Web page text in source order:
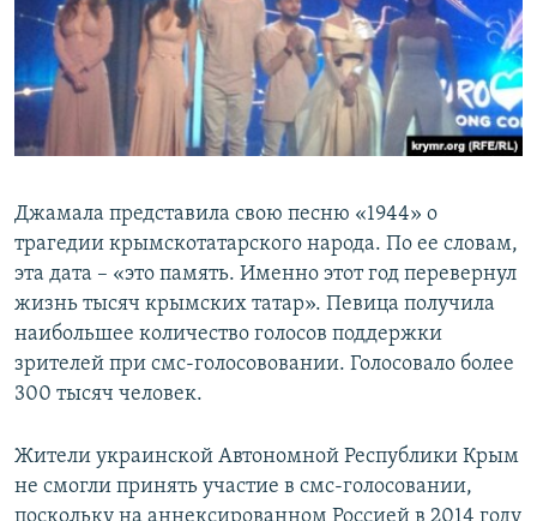
Джамала представила свою песню «1944» о
трагедии крымскотатарского народа. По ее словам,
эта дата – «это память. Именно этот год перевернул
жизнь тысяч крымских татар». Певица получила
наибольшее количество голосов поддержки
зрителей при смс-голосововании. Голосовало более
300 тысяч человек.
Жители украинской Автономной Республики Крым
не смогли принять участие в смс-голосовании,